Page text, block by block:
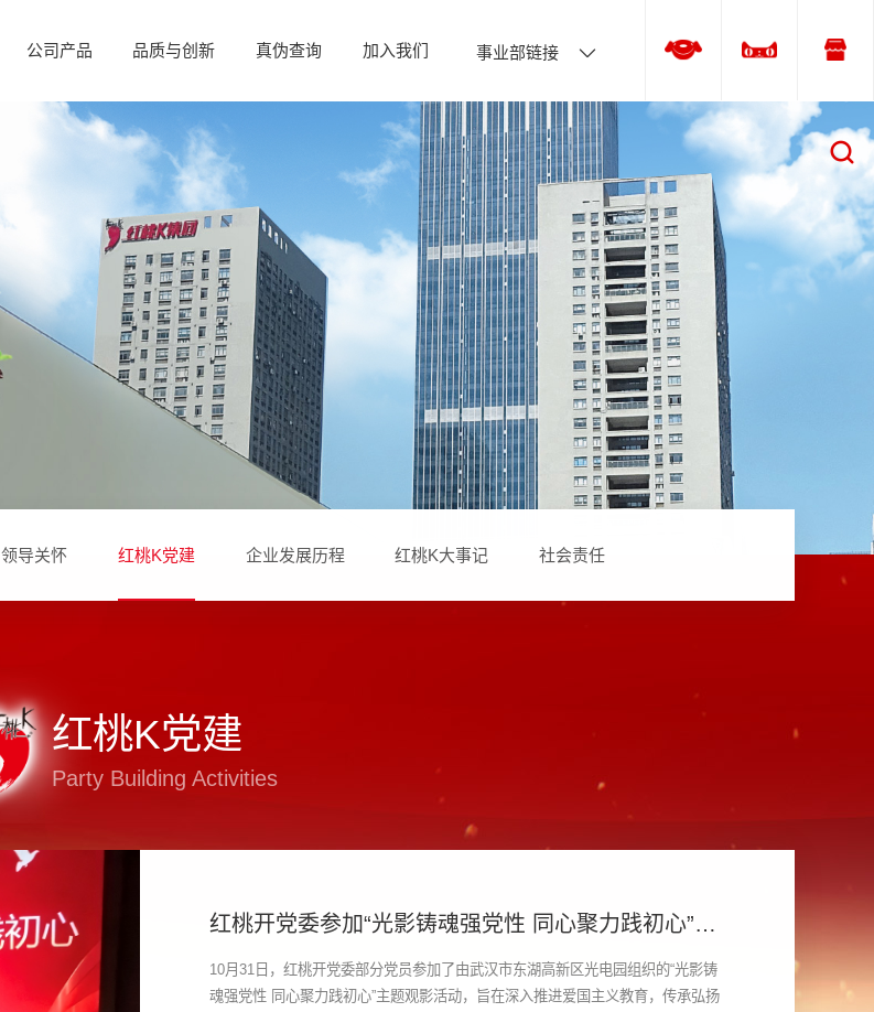
公司产品 品质与创新 真伪查询 加入我们 事业部链接
领导关怀 红桃K党建 企业发展历程 红桃K大事记 社会责任
红桃K党建
Party Building Activities
红桃开党委参加“光影铸魂强党性 同心聚力践初心”主
10月31日，红桃开党委部分党员参加了由武汉市东湖高新区光电园组织的“光影铸
魂强党性 同心聚力践初心”主题观影活动，旨在深入推进爱国主义教育，传承弘扬